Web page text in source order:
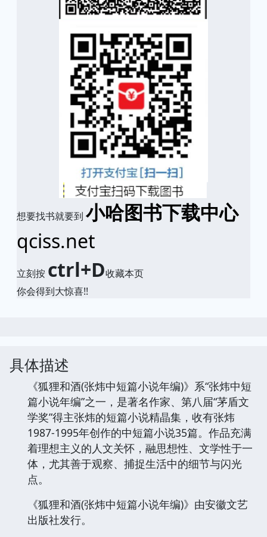
想要找书就要到 小哈图书下载中心
qciss.net
立刻按 ctrl+D收藏本页
你会得到大惊喜!!
具体描述
《狐狸和酒(张炜中短篇小说年编)》系“张炜中短
篇小说年编”之一，是著名作家、第八届“茅盾文
学奖”得主张炜的短篇小说精晶集，收有张炜
1987-1995年创作的中短篇小说35篇。作品充满
着理想主义的人文关怀，融思想性、文学性于一
体，尤其善于观察、捕捉生活中的细节与闪光
点。
《狐狸和酒(张炜中短篇小说年编)》由安徽文艺
出版社发行。